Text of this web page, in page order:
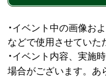
･イベント中の画像お
などで使用させていた
･イベント内容、実施
場合がございます。あ